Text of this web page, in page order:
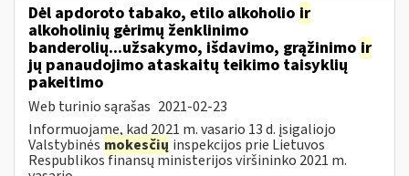
Dėl apdoroto tabako, etilo alkoholio ir
alkoholinių gėrimų ženklinimo
banderolių...užsakymo, išdavimo, grąžinimo ir
jų panaudojimo ataskaitų teikimo taisyklių
pakeitimo
Web turinio sąrašas 2021-02-23
Informuojame, kad 2021 m. vasario 13 d. įsigaliojo
Valstybinės mokesčių inspekcijos prie Lietuvos
Respublikos finansų ministerijos viršininko 2021 m.